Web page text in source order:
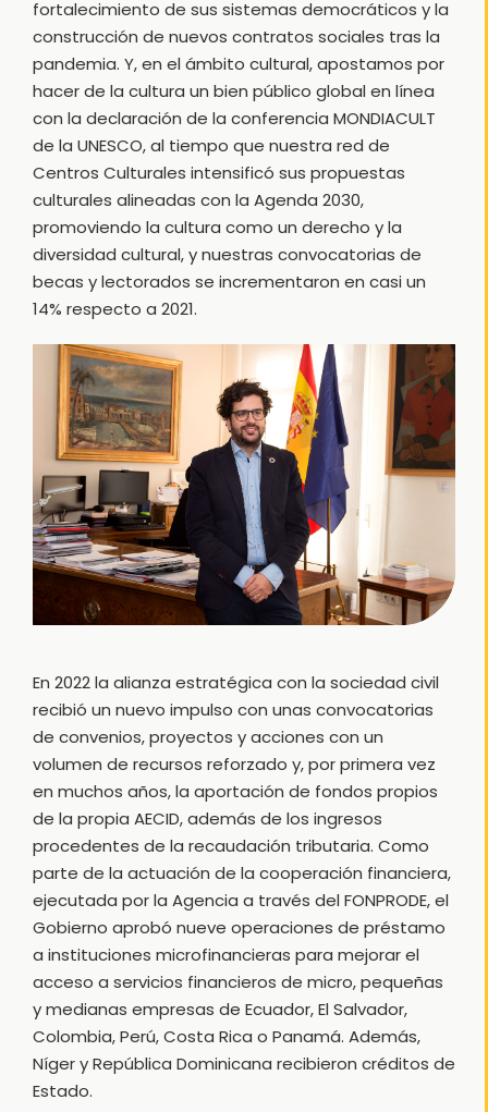
fortalecimiento de sus sistemas democráticos y la
construcción de nuevos contratos sociales tras la
pandemia. Y, en el ámbito cultural, apostamos por
hacer de la cultura un bien público global en línea
con la declaración de la conferencia MONDIACULT
de la UNESCO, al tiempo que nuestra red de
Centros Culturales intensificó sus propuestas
culturales alineadas con la Agenda 2030,
promoviendo la cultura como un derecho y la
diversidad cultural, y nuestras convocatorias de
becas y lectorados se incrementaron en casi un
14% respecto a 2021.
En 2022 la alianza estratégica con la sociedad civil
recibió un nuevo impulso con unas convocatorias
de convenios, proyectos y acciones con un
volumen de recursos reforzado y, por primera vez
en muchos años, la aportación de fondos propios
de la propia AECID, además de los ingresos
procedentes de la recaudación tributaria. Como
parte de la actuación de la cooperación financiera,
ejecutada por la Agencia a través del FONPRODE, el
Gobierno aprobó nueve operaciones de préstamo
a instituciones microfinancieras para mejorar el
acceso a servicios financieros de micro, pequeñas
y medianas empresas de Ecuador, El Salvador,
Colombia, Perú, Costa Rica o Panamá. Además,
Níger y República Dominicana recibieron créditos de
Estado.